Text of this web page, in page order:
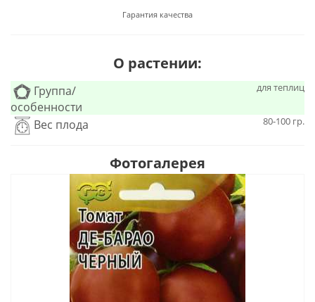
Гарантия качества
О растении:
Группа/
особенности
для теплиц
Вес плода 80-100 гр.
Фотогалерея